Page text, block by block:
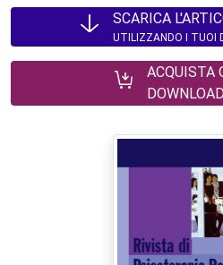
SCARICA
UTILIZZANDO I TUOI
ACQUISTA